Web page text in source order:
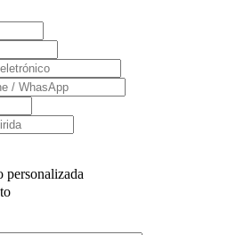
personalizada